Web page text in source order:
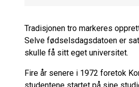
Tradisjonen tro markeres
Selve fødselsdagsdatoen er
skulle få sitt eget universitet.
Fire år senere i 1972 foretok